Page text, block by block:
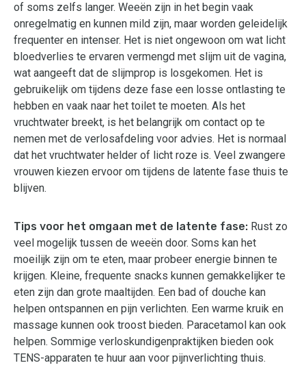
of soms zelfs langer. Weeën zijn in het begin vaak
onregelmatig en kunnen mild zijn, maar worden geleidelijk
frequenter en intenser. Het is niet ongewoon om wat licht
bloedverlies te ervaren vermengd met slijm uit de vagina,
wat aangeeft dat de slijmprop is losgekomen. Het is
gebruikelijk om tijdens deze fase een losse ontlasting te
hebben en vaak naar het toilet te moeten. Als het
vruchtwater breekt, is het belangrijk om contact op te
nemen met de verlosafdeling voor advies. Het is normaal
dat het vruchtwater helder of licht roze is. Veel zwangere
vrouwen kiezen ervoor om tijdens de latente fase thuis te
blijven.
Tips voor het omgaan met de latente fase: Rust zo
veel mogelijk tussen de weeën door. Soms kan het
moeilijk zijn om te eten, maar probeer energie binnen te
krijgen. Kleine, frequente snacks kunnen gemakkelijker te
eten zijn dan grote maaltijden. Een bad of douche kan
helpen ontspannen en pijn verlichten. Een warme kruik en
massage kunnen ook troost bieden. Paracetamol kan ook
helpen. Sommige verloskundigenpraktijken bieden ook
TENS-apparaten te huur aan voor pijnverlichting thuis.